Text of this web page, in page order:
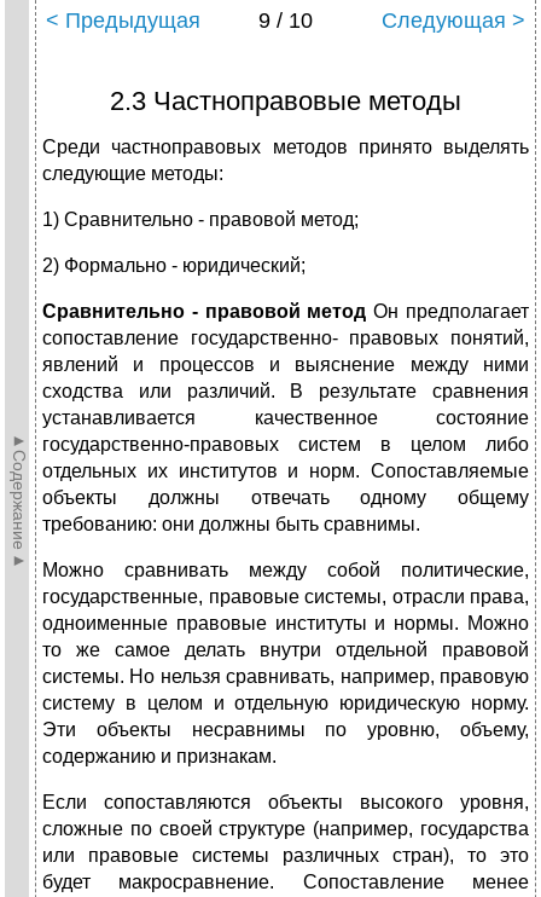
►Содержание►
< Предыдущая 9 / 10 Следующая >
2.3 Частноправовые методы
Среди частноправовых методов принято выделять
следующие методы:
1) Сравнительно - правовой метод;
2) Формально - юридический;
Сравнительно - правовой методОн предполагает
сопоставление государственно- правовых понятий,
явлений и процессов и выяснение между ними
сходства или различий. В результате сравнения
устанавливается качественное состояние
государственно-правовых систем в целом либо
отдельных их институтов и норм. Сопоставляемые
объекты должны отвечать одному общему
требованию: они должны быть сравнимы.
Можно сравнивать между собой политические,
государственные, правовые системы, отрасли права,
одноименные правовые институты и нормы. Можно
то же самое делать внутри отдельной правовой
системы. Но нельзя сравнивать, например, правовую
систему в целом и отдельную юридическую норму.
Эти объекты несравнимы по уровню, объему,
содержанию и признакам.
Если сопоставляются объекты высокого уровня,
сложные по своей структуре (например, государства
или правовые системы различных стран), то это
будет макросравнение. Сопоставление менее